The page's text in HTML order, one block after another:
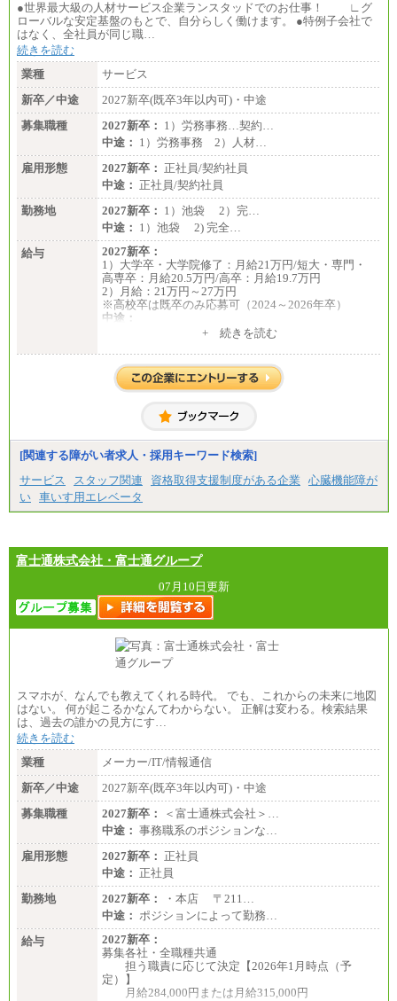
●世界最大級の人材サービス企業ランスタッドでのお仕事！ ∟グ
ローバルな安定基盤のもとで、自分らしく働けます。 ●特例子会社で
はなく、全社員が同じ職…
続きを読む
業種
サービス
新卒／中途
2027新卒(既卒3年以内可)・中途
募集職種
2027新卒： 1）労務事務…契約…
中途： 1）労務事務 2）人材…
雇用形態
2027新卒： 正社員/契約社員
中途： 正社員/契約社員
勤務地
2027新卒： 1）池袋 2）完…
中途： 1）池袋 2) 完全…
給与
2027新卒：
1）大学卒・大学院修了：月給21万円/短大・専門・
高専卒：月給20.5万円/高卒：月給19.7万円
2）月給：21万円～27万円
※高校卒は既卒のみ応募可（2024～2026年卒）
中途：
1）月給：21万円～25万円+ 続きを読む
[関連する障がい者求人・採用キーワード検索]
サービス
スタッフ関連 資格取得支援制度がある企業
心臓機能障が
い 車いす用エレベータ
富士通株式会社・富士通グループ
07月10日更新
スマホが、なんでも教えてくれる時代。 でも、これからの未来に地図
はない。 何が起こるかなんてわからない。 正解は変わる。検索結果
は、過去の誰かの見方にす…
続きを読む
業種
メーカー/IT/情報通信
新卒／中途
2027新卒(既卒3年以内可)・中途
募集職種
2027新卒：
＜富士通株式会社＞…
中途： 事務職系のポジションな…
雇用形態
2027新卒： 正社員
中途： 正社員
勤務地
2027新卒：
・本店 〒211…
中途： ポジションによって勤務…
給与
2027新卒：
募集各社・全職種共通
担う職責に応じて決定【2026年1月時点（予
定）】
月給284,000円または月給315,000円